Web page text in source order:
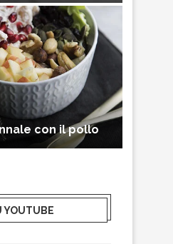
con il pollo
YOUTUBE